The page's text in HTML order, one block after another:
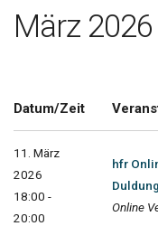
März 2026
Datum/Zeit
11. März
2026
18:00 -
20:00
hfr
Duldung
Online